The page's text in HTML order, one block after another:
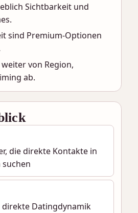
Sichtbarkeit und
sind Premium-Optionen
von Region,
ab.
die direkte Kontakte in
direkte Datingdynamik